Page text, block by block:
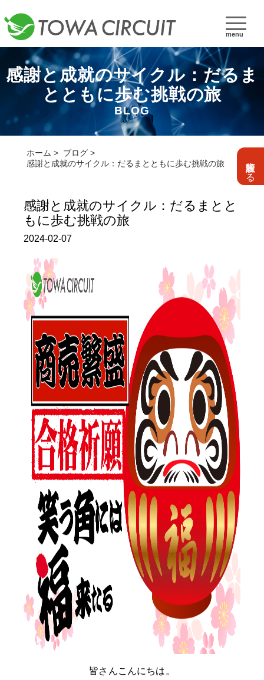
menu
設計依頼する
感謝と成就のサイクル：だるま
とともに歩む挑戦の旅
BLOG
ホーム
ブログ
感謝と成就のサイクル：だるまとともに歩む挑戦の旅
感謝と成就のサイクル：だるまとと
もに歩む挑戦の旅
2024-02-07
皆さんこんにちは。